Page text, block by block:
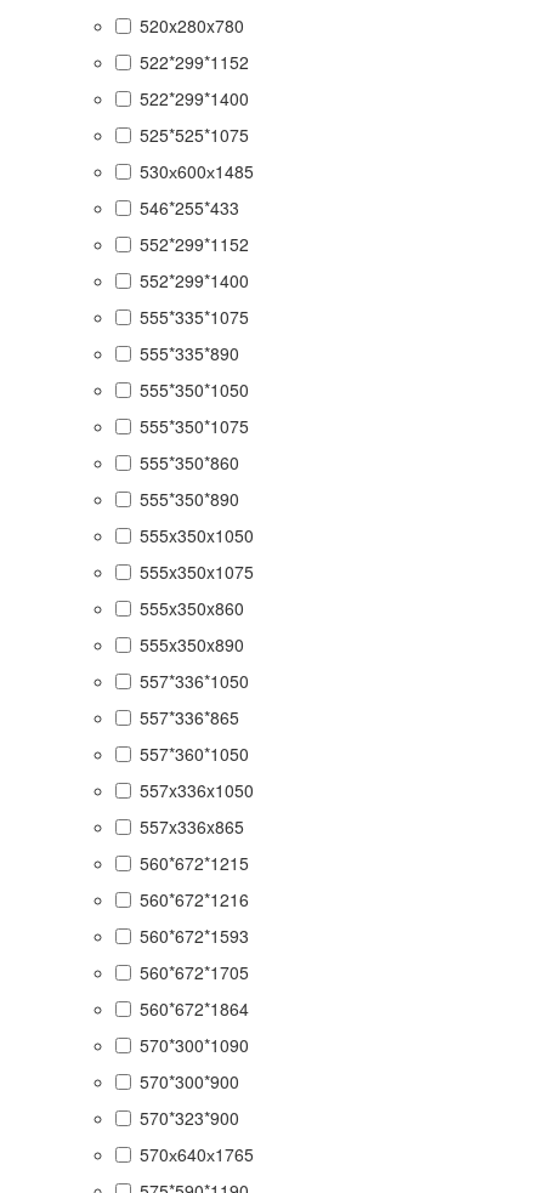
520x280x780
522*299*1152
522*299*1400
525*525*1075
530х600х1485
546*255*433
552*299*1152
552*299*1400
555*335*1075
555*335*890
555*350*1050
555*350*1075
555*350*860
555*350*890
555x350x1050
555x350x1075
555x350x860
555x350x890
557*336*1050
557*336*865
557*360*1050
557x336x1050
557x336x865
560*672*1215
560*672*1216
560*672*1593
560*672*1705
560*672*1864
570*300*1090
570*300*900
570*323*900
570х640х1765